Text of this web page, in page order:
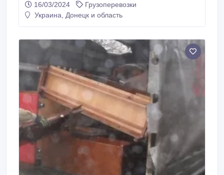
большой опыт работы. При больших объемах –
скидки. Обратившись к нам вы на всегда забудете
16/03/2024
Грузоперевозки
Украина, Донецк и область